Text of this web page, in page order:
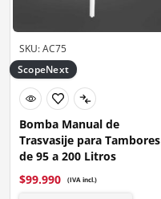
SKU: AC75
ScopeNext
Bomba Manual de
Trasvasije para Tambores
de 95 a 200 Litros
$99.990 (IVA incl.)